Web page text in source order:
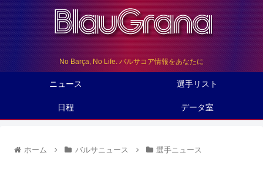
No Barça, No Life. バルサコア情報をあなたに
ニュース 選手リスト
日程 データ室
ホーム バルサニュース 選手ニュース